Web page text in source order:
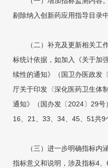
剔除纳入创新药应用指导目录
（二）补充及更新相关工作
标统计依据，如加入《关于加
续性的通知》（国卫办医政发
厅关于印发〈深化医药卫生体
通知》（国办发〔2024〕29号
16、21、33、34、45、51共9
（三）进一步明确指标内涵
指标意义和说明，涉及指标4